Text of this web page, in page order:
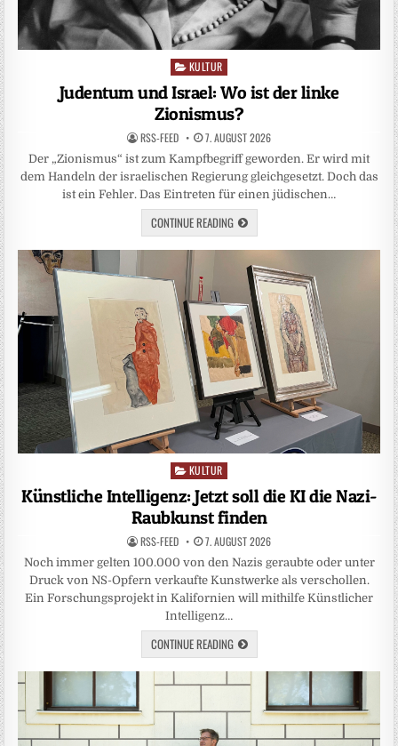
Posted
in
KULTUR
Judentum und Israel: Wo ist der linke
Zionismus?
RSS-FEED 7. AUGUST 2026
Der „Zionismus“ ist zum Kampfbegriff geworden. Er wird mit
dem Handeln der israelischen Regierung gleichgesetzt. Doch das
ist ein Fehler. Das Eintreten für einen jüdischen…
CONTINUE READING
Posted
KULTUR
Künstliche Intelligenz: Jetzt soll die KI die Nazi-
Raubkunst finden
RSS-FEED 7. AUGUST 2026
Noch immer gelten 100.000 von den Nazis geraubte oder unter
Druck von NS-Opfern verkaufte Kunstwerke als verschollen.
Ein Forschungsprojekt in Kalifornien will mithilfe Künstlicher
Intelligenz…
CONTINUE READING